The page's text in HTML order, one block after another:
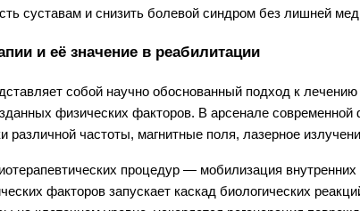
суставам и снизить болевой синдром без лишней
и её значение в реабилитации
собой научно обоснованный подход к
физических факторов. В арсенале
различной частоты, магнитные поля, лазерное
процедур — мобилизация
факторов запускает каскад биологических